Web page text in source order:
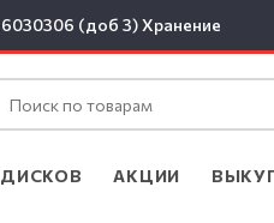
6030306 (доб 3)Хранение
АКЦИИ